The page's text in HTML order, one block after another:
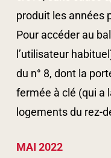
produit les années
Pour accéder au
l’utilisateur
du n° 8, dont la
fermée à clé (qui a
logements du rez-
MAI 2022